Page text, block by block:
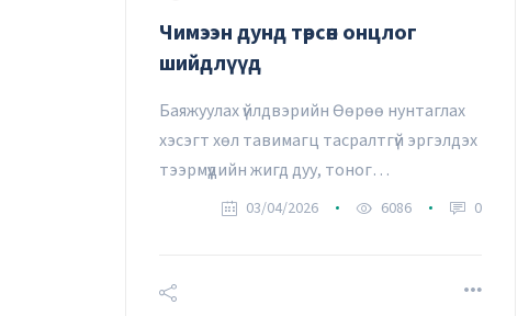
Чимээн дунд төрсөн онцлог
шийдлүүд
Баяжуулах үйлдвэрийн Өөрөө нунтаглах
хэсэгт хөл тавимагц тасралтгүй эргэлдэх
тээрмүүдийн жигд дуу, тоног
төхөөрөмжийн хэмнэлтэй хөдөлгөөн
03/04/2026 6086 0